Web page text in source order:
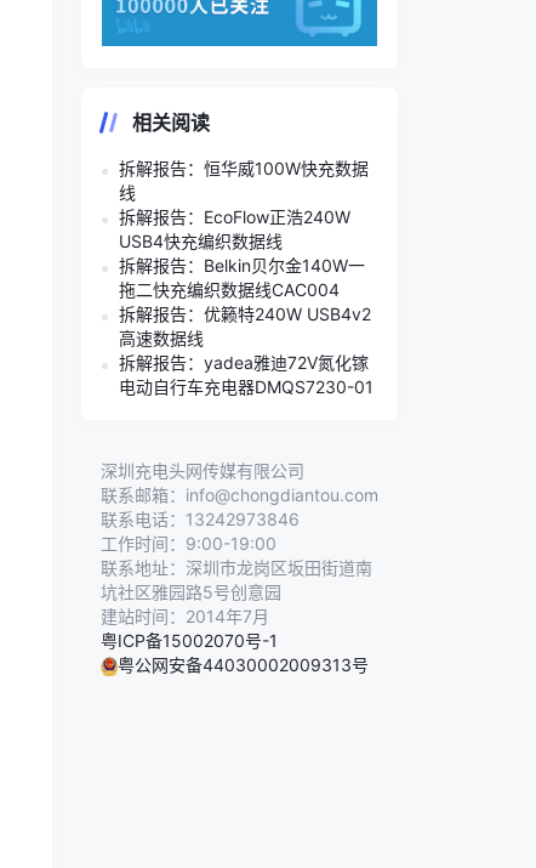
相关阅读
拆解报告：恒华威100W快充数据
线
拆解报告：EcoFlow正浩240W
USB4快充编织数据线
拆解报告：Belkin贝尔金140W一
拖二快充编织数据线CAC004
拆解报告：优籁特240W USB4v2
高速数据线
拆解报告：yadea雅迪72V氮化镓
电动自行车充电器DMQS7230-01
深圳充电头网传媒有限公司
联系邮箱：info@chongdiantou.com
联系电话：13242973846
工作时间：9:00-19:00
联系地址：深圳市龙岗区坂田街道南
坑社区雅园路5号创意园
建站时间：2014年7月
粤ICP备15002070号-1
粤公网安备44030002009313号